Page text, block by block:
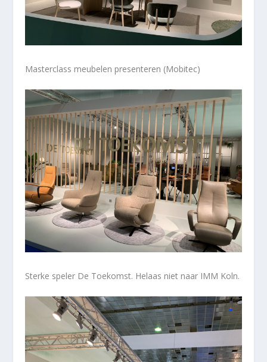
Masterclass meubelen presenteren (Mobitec)
Sterke speler De Toekomst. Helaas niet naar IMM Koln.